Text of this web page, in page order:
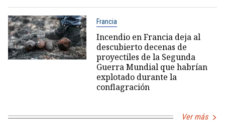
Francia
Incendio en Francia deja al
descubierto decenas de
proyectiles de la Segunda
Guerra Mundial que habrían
explotado durante la
conflagración
Ver más